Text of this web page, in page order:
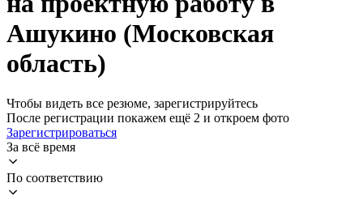
Ашукино (Московская
область)
Чтобы видеть все резюме, зарегистрируйтесь
После регистрации покажем ещё 2 и откроем фото
Зарегистрироваться
За всё время
По соответствию